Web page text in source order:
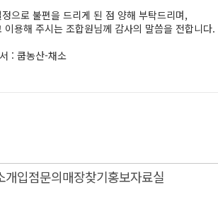
으로 불편을 드리게 된 점 양해 부탁드리며,
이용해 주시는 조합원님께 감사의 말씀을 전합니다.
: 쿱농산-채소
개입점문의매장찾기홍보자료실